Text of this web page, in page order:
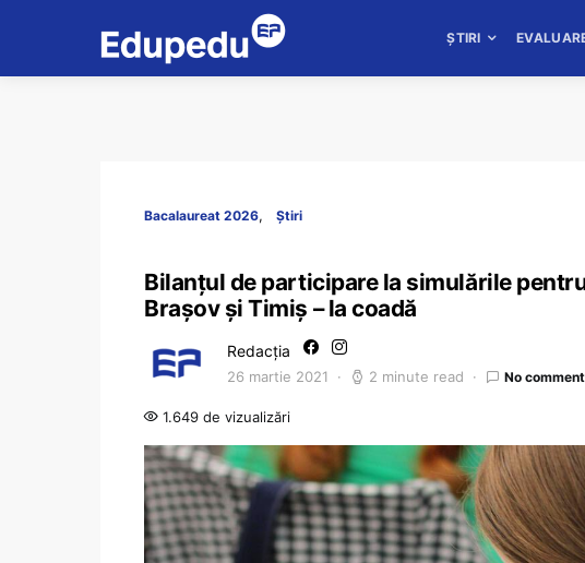
ȘTIRI
Bacalaureat 2026 Știri
Bilanțul de participare la simulările
Brașov și Timiș – la coadă
Redacția
26 martie 2021 2 minute read No
1.649 de vizualizări